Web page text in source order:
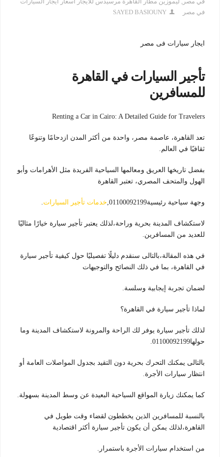
في مصر
SAYED BASIOUNY
ايجار سيارات فى مصر
تأجير السيارات في القاهرة
للمسافرين
Renting a Car in Cairo: A Detailed Guide for Travelers
تعد القاهرة، عاصمة مصر، واحدة من أكثر المدن ازدحامًا وتنوعًا
ثقافيًا في العالم.
بفضل تاريخها العريق ومعالمها السياحية الفريدة مثل الأهرامات وأبو
الهول والمتحف المصري، تعتبر القاهرة
وجهة سياحية رئيسية01100092199, خدمات تأجير السيارات.
لاستكشاف المدينة بحرية وراحة،لذلك يعتبر تأجير سيارة خيارًا مثاليًا
للعديد من المسافرين.
في هذه المقالة،بالتالى سنقدم دليلًا تفصيليًا حول كيفية تأجير سيارة
في القاهرة، بما في ذلك النصائح والتوجيهات
لضمان تجربة إيجابية وسلسة.
لماذا تأجير سيارة في القاهرة؟
لذلك تأجير سيارة يوفر لك الراحة والمرونة لاستكشاف المدينة وما
حولها01100092199.
بالتالى يمكنك التحرك بحرية دون التقيد بجدول المواصلات العامة أو
انتظار سيارات الأجرة.
كما يمكنك زيارة المواقع السياحية البعيدة عن وسط المدينة بسهولة.
بالنسبة للمسافرين الذين يخططون لقضاء وقت طويل في
القاهرة،لذلك يمكن أن يكون تأجير سيارة أكثر اقتصادية
من استخدام سيارات الأجرة باستمرار.